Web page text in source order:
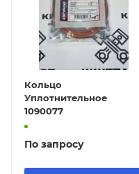
Кольцо
Уплотнительное
1090077
По запросу